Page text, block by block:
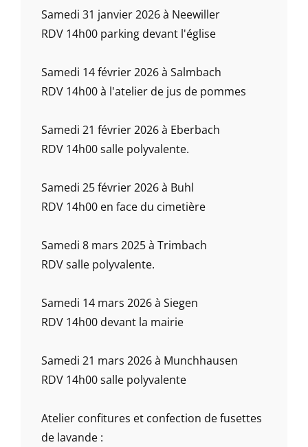
Samedi 31 janvier 2026 à Neewiller
RDV 14h00 parking devant l'église
Samedi 14 février 2026 à Salmbach
RDV 14h00 à l'atelier de jus de pommes
Samedi 21 février 2026 à Eberbach
RDV 14h00 salle polyvalente.
Samedi 25 février 2026 à Buhl
RDV 14h00 en face du cimetière
Samedi 8 mars 2025 à Trimbach
RDV salle polyvalente.
Samedi 14 mars 2026 à Siegen
RDV 14h00 devant la mairie
Samedi 21 mars 2026 à Munchhausen
RDV 14h00 salle polyvalente
Atelier confitures et confection de fusettes
de lavande :